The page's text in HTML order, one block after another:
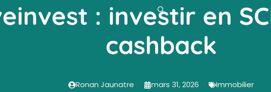
: investir en
cashback
Ronan Jaunatre mars 31, 2026 Immobilier